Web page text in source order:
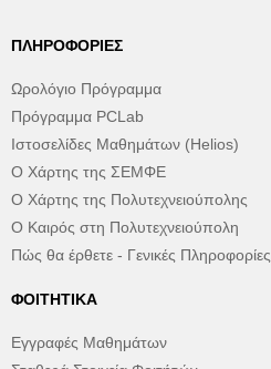
ΠΛΗΡΟΦΟΡΊΕΣ
Ωρολόγιο Πρόγραμμα
Πρόγραμμα PCLab
Ιστοσελίδες Μαθημάτων (Helios)
Ο Χάρτης της ΣΕΜΦΕ
Ο Χάρτης της Πολυτεχνειούπολης
Ο Καιρός στη Πολυτεχνειούπολη
Πώς θα έρθετε - Γενικές Πληροφορίες
ΦΟΙΤΗΤΙΚΆ
Εγγραφές Μαθημάτων